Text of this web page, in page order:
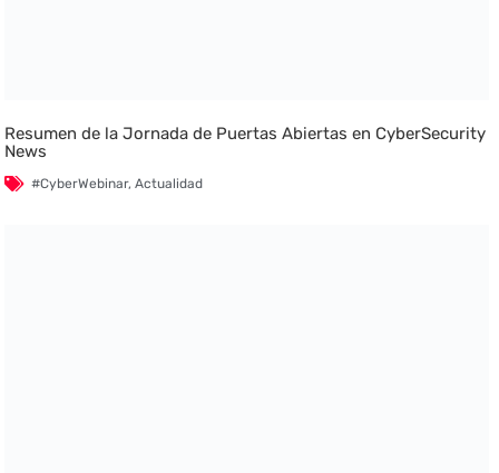
Resumen de la Jornada de Puertas Abiertas en CyberSecurity
News
#CyberWebinar,Actualidad